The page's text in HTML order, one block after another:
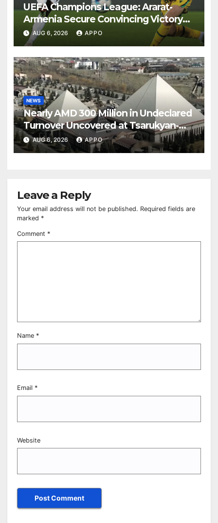
UEFA Champions League: Ararat-
Armenia Secure Convincing Victory
Over Shamrock Rovers 2-0
AUG 6, 2026 APPO
NEWS
Nearly AMD 300 Million in Undeclared
Turnover Uncovered at Tsarukyan-
Owned Entertainment Center
AUG 6, 2026 APPO
Leave a Reply
Your email address will not be published. Required fields are
marked *
Comment *
Name *
Email *
Website